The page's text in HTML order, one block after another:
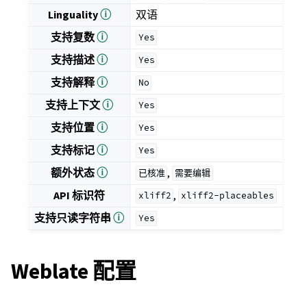
Lingualityⓘ
双语
支持复数ⓘ Yes
支持描述ⓘ Yes
支持解释ⓘ No
支持上下文ⓘ Yes
支持位置ⓘ Yes
支持标记ⓘ Yes
额外状态ⓘ 已核准 , 需要编辑
API 标识符 xliff2 , xliff2-placeables
支持只读字符串ⓘ Yes
Weblate 配置